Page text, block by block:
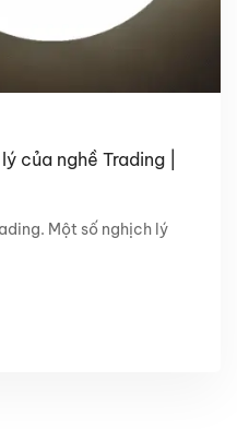
của nghề Trading |
Một số nghịch lý